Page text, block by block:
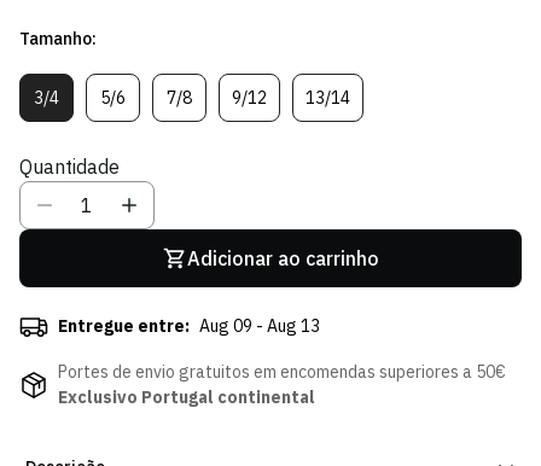
venda
Tamanho:
3/4Variante
Esgotada
Indisponível
5/6Variante
Esgotada
Indisponível
7/8Variante
Esgotada
9/12Variante
Esgotada
13/14Variante
Esgotada
Quantidade
Adicionar ao carrinho
Entregue entre: Aug 09 - Aug 13
Portes de envio gratuitos em encomendas superiores a 50€
Exclusivo Portugal continental